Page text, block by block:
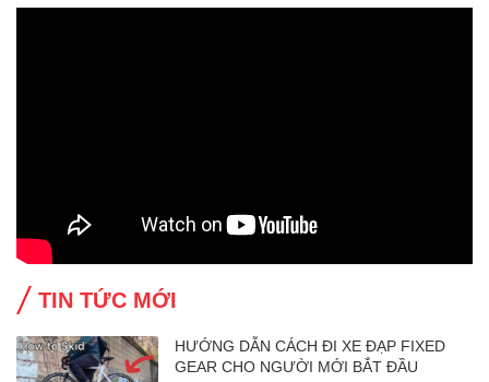
TIN TỨC MỚI
HƯỚNG DẪN CÁCH ĐI XE ĐẠP FIXED
GEAR CHO NGƯỜI MỚI BẮT ĐẦU